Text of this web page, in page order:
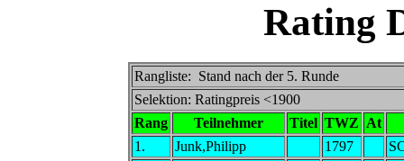
Rating
Rangliste: Stand nach der 5. Runde
Selektion: Ratingpreis <1900
Rang
Teilnehmer Titel TWZ At
1.
Junk,Philipp 1797